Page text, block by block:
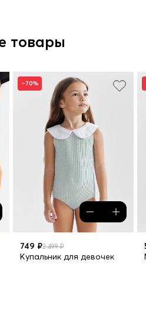
товары
–70%
749 ₽2 499 ₽
Купальник для девочек